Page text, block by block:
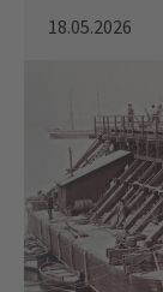
18.05.2026